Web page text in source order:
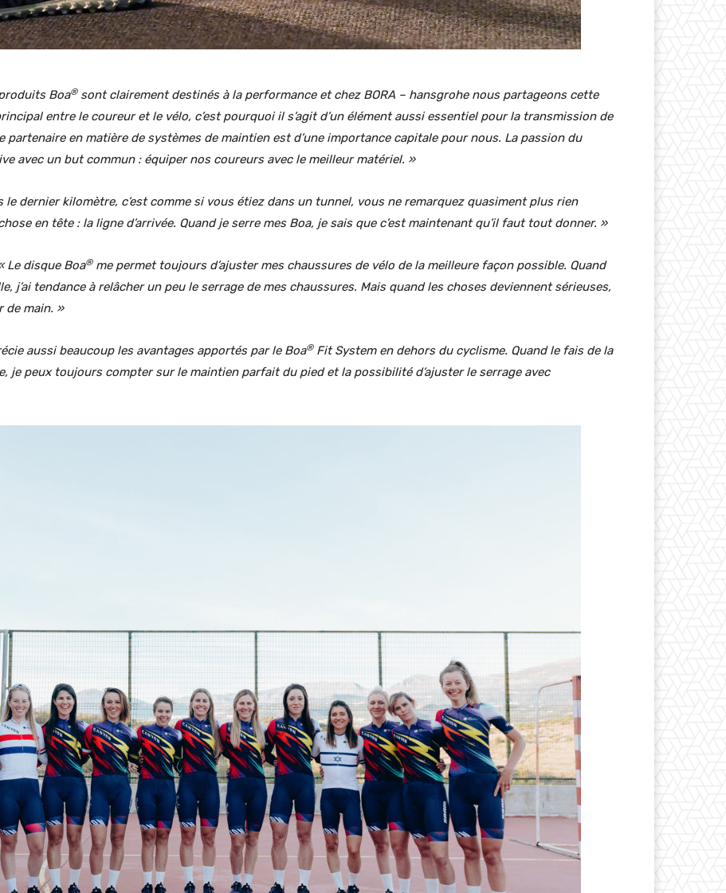
Boa®sont clairement destinés à la performance et chez BORA – hansgrohe nous partageons cette
entre le coureur et le vélo, c’est pourquoi il s’agit d’un élément aussi essentiel pour la transmission de
en matière de systèmes de maintien est d’une importance capitale pour nous. La passion du
avec un but commun : équiper nos coureurs avec le meilleur matériel. »
le dernier kilomètre, c’est comme si vous étiez dans un tunnel, vous ne remarquez quasiment plus rien
en tête : la ligne d’arrivée. Quand je serre mes Boa, je sais que c’est maintenant qu’il faut tout donner. »
Le disque Boa®me permet toujours d’ajuster mes chaussures de vélo de la meilleure façon possible. Quand
j’ai tendance à relâcher un peu le serrage de mes chaussures. Mais quand les choses deviennent sérieuses,
de main. »
aussi beaucoup les avantages apportés par le Boa®Fit System en dehors du cyclisme. Quand le fais de la
je peux toujours compter sur le maintien parfait du pied et la possibilité d’ajuster le serrage avec